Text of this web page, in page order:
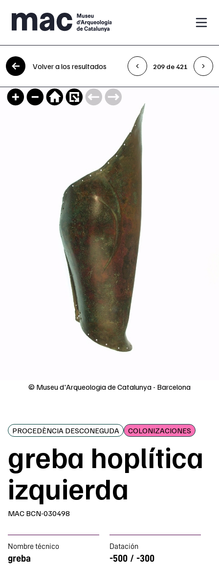
Saltar al contenido
Volver a los resultados 209 de 421
© Museu d'Arqueologia de Catalunya - Barcelona
PROCEDÈNCIA DESCONEGUDA COLONIZACIONES
greba hoplítica
izquierda
MAC BCN-030498
Nombre técnico
greba
Datación
-500 / -300